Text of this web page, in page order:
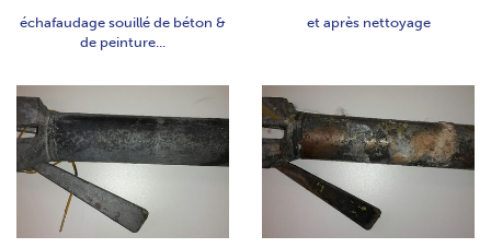
échafaudage souillé de béton &
de peinture...
et après nettoyage